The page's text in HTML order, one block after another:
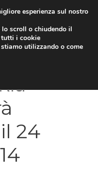
24
esperienza sul nostro
scroll o chiudendo il
tutti i cookie
utilizzando o come